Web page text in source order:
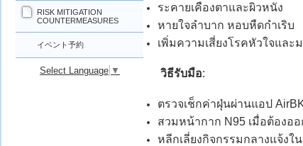
ระคายเคืองตาและผิวหนัง
หายใจลำบาก หอบหืดกำเริบ
เพิ่มความเสี่ยงโรคหัวใจและ
วิธีรับมือ:
ตรวจเช็กค่าฝุ่นผ่านแอป
สวมหน้ากาก N95 เมื่อต้องอ
หลีกเลี่ยงกิจกรรมกลางแจ้ง
RISK MITIGATION
COUNTERMEASURES
イベント予約
Select Language ▼